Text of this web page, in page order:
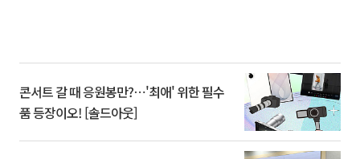
콘서트 갈 때 응원봉만?⋯'최애' 위한 필수
품 등장이오! [솔드아웃]